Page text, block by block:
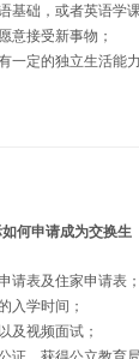
基础，或者英语学
意接受新事物；
一定的独立生活能力
何申请成为交换生
请表及住家申请表；
入学时间；
及视频面试；